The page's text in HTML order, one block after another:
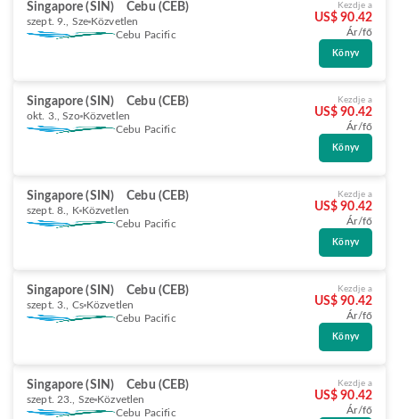
Singapore (SIN) Cebu (CEB)
szept. 9., Sze Közvetlen
Cebu Pacific
Kezdje a
US$ 90.42
Ár/fő
Könyv
Singapore (SIN) Cebu (CEB)
okt. 3., Szo Közvetlen
Cebu Pacific
Kezdje a
US$ 90.42
Ár/fő
Könyv
Singapore (SIN) Cebu (CEB)
szept. 8., K Közvetlen
Cebu Pacific
Kezdje a
US$ 90.42
Ár/fő
Könyv
Singapore (SIN) Cebu (CEB)
szept. 3., Cs Közvetlen
Cebu Pacific
Kezdje a
US$ 90.42
Ár/fő
Könyv
Singapore (SIN) Cebu (CEB)
szept. 23., Sze Közvetlen
Cebu Pacific
Kezdje a
US$ 90.42
Ár/fő